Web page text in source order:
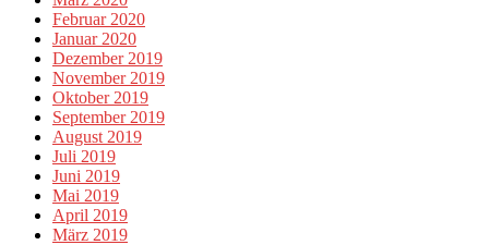
Februar 2020
Januar 2020
Dezember 2019
November 2019
Oktober 2019
September 2019
August 2019
Juli 2019
Juni 2019
Mai 2019
April 2019
März 2019